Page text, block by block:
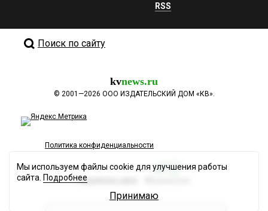
RSS
Поиск по сайту
kvnews.ru
© 2001—2026 ООО ИЗДАТЕЛЬСКИЙ ДОМ «КВ».
Политика конфиденциальности
Разработка сайта
Мы используем файлы cookie для улучшения работы
сайта. Подробнее
Принимаю